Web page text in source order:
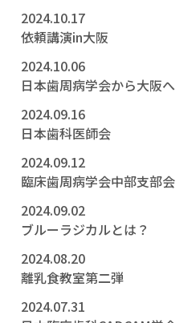
2024.10.17
依頼講演in大阪
2024.10.06
日本歯周病学会から大阪へ
2024.09.16
日本歯科医師会
2024.09.12
臨床歯周病学会中部支部会
2024.09.02
ブルーラジカルとは？
2024.08.20
離乳食教室第二弾
2024.07.31